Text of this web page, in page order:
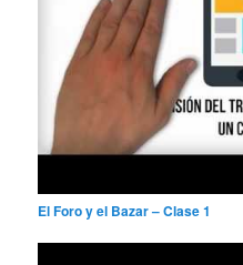
El Foro y el Bazar – Clase 1